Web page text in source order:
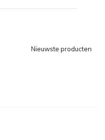
Nieuwste producten